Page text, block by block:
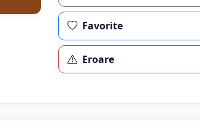
Favorite
Eroare